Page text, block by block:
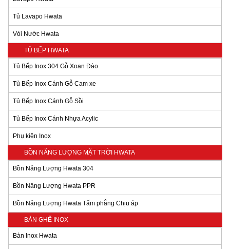
Tủ Lavapo Hwata
Vòi Nước Hwata
TỦ BẾP HWATA
Tủ Bếp Inox 304 Gỗ Xoan Đào
Tủ Bếp Inox Cánh Gỗ Cam xe
Tủ Bếp Inox Cánh Gỗ Sồi
Tủ Bếp Inox Cánh Nhựa Acylic
Phụ kiện Inox
BỒN NĂNG LƯỢNG MẶT TRỜI HWATA
Bồn Năng Lượng Hwata 304
Bồn Năng Lượng Hwata PPR
Bồn Năng Lượng Hwata Tấm phẳng Chịu áp
BÀN GHẾ INOX
Bàn Inox Hwata